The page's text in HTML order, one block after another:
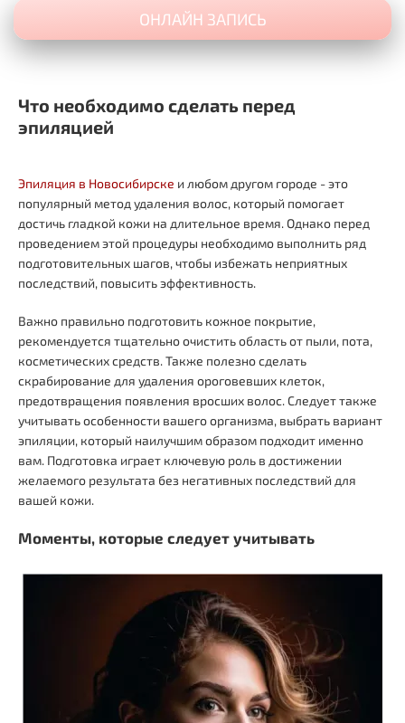
ОНЛАЙН ЗАПИСЬ
Что необходимо сделать перед
эпиляцией
Эпиляция в Новосибирске и любом другом городе - это
популярный метод удаления волос, который помогает
достичь гладкой кожи на длительное время. Однако перед
проведением этой процедуры необходимо выполнить ряд
подготовительных шагов, чтобы избежать неприятных
последствий, повысить эффективность.
Важно правильно подготовить кожное покрытие,
рекомендуется тщательно очистить область от пыли, пота,
косметических средств. Также полезно сделать
скрабирование для удаления ороговевших клеток,
предотвращения появления вросших волос. Следует также
учитывать особенности вашего организма, выбрать вариант
эпиляции, который наилучшим образом подходит именно
вам. Подготовка играет ключевую роль в достижении
желаемого результата без негативных последствий для
вашей кожи.
Моменты, которые следует учитывать